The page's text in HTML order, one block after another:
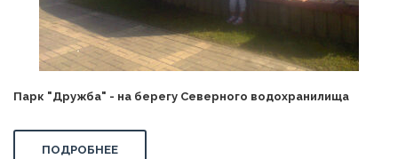
Парк "Дружба" - на берегу Северного водохранилища
ПОДРОБНЕЕ